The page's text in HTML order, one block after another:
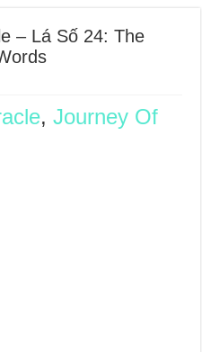
Nối Với Thế Giới Tâm Linh
Nhưng Không Thấy Thỏa
Heaven
Contemplation
Drop Into Your Heart
– Lá Số 24: The
,Journey Of